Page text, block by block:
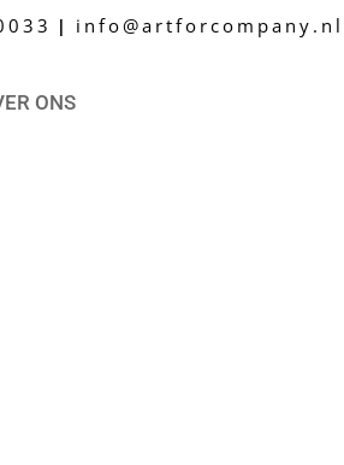
ONS
| info@artforcompany.nl